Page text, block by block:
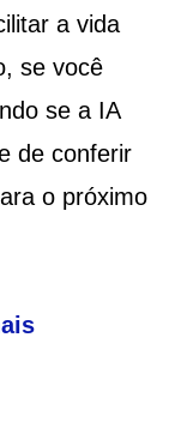
a vida
se você
se a IA
de conferir
o próximo